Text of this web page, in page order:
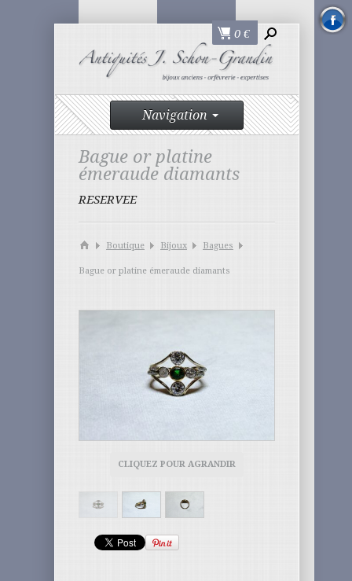
0 €
Navigation
Bague or platine
émeraude diamants
RESERVEE
Boutique Bijoux Bagues
Bague or platine émeraude diamants
CLIQUEZ POUR AGRANDIR